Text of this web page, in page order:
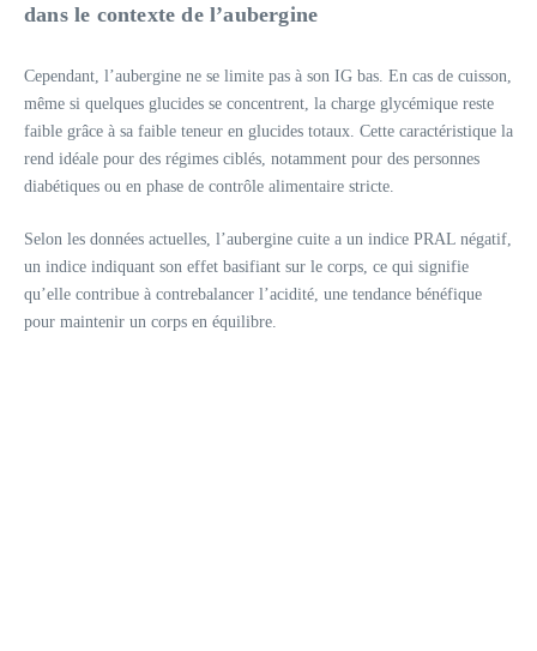
dans le contexte de l’aubergine
Cependant, l’aubergine ne se limite pas à son IG bas. En cas de cuisson,
même si quelques glucides se concentrent, la charge glycémique reste
faible grâce à sa faible teneur en glucides totaux. Cette caractéristique la
rend idéale pour des régimes ciblés, notamment pour des personnes
diabétiques ou en phase de contrôle alimentaire stricte.
Selon les données actuelles, l’aubergine cuite a un indice PRAL négatif,
un indice indiquant son effet basifiant sur le corps, ce qui signifie
qu’elle contribue à contrebalancer l’acidité, une tendance bénéfique
pour maintenir un corps en équilibre.